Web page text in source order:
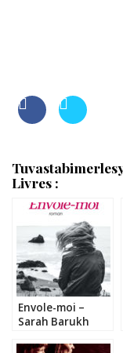
Livres :
Envole-moi –
Sarah Barukh